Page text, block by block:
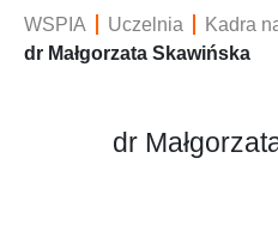
WSPIA Uczelnia
Kadra
dr Małgorzata Skawińska
dr